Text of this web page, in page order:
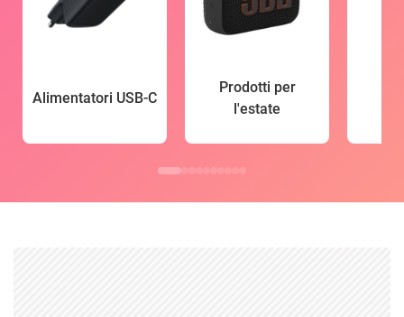
Alimentatori USB-C
Prodotti per
l'estate